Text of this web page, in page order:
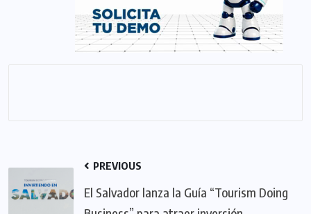
PREVIOUS
El Salvador lanza la Guía “Tourism Doing